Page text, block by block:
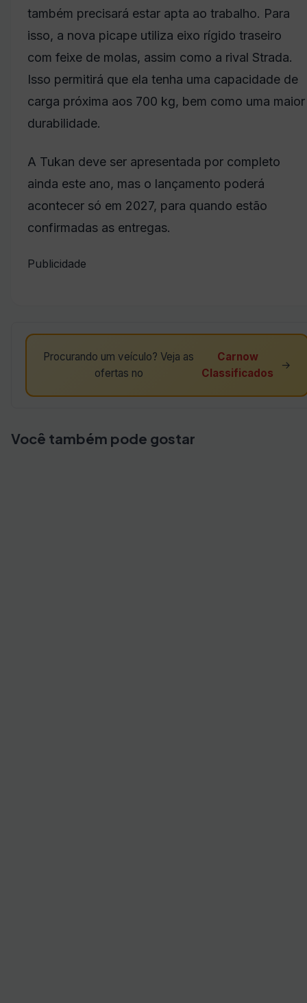
também precisará estar apta ao trabalho. Para
isso, a nova picape utiliza eixo rígido traseiro
com feixe de molas, assim como a rival Strada.
Isso permitirá que ela tenha uma capacidade de
carga próxima aos 700 kg, bem como uma maior
durabilidade.
A Tukan deve ser apresentada por completo
ainda este ano, mas o lançamento poderá
acontecer só em 2027, para quando estão
confirmadas as entregas.
Publicidade
Procurando um veículo? Veja as
ofertas no
Carnow
Classificados
→
Você também pode gostar